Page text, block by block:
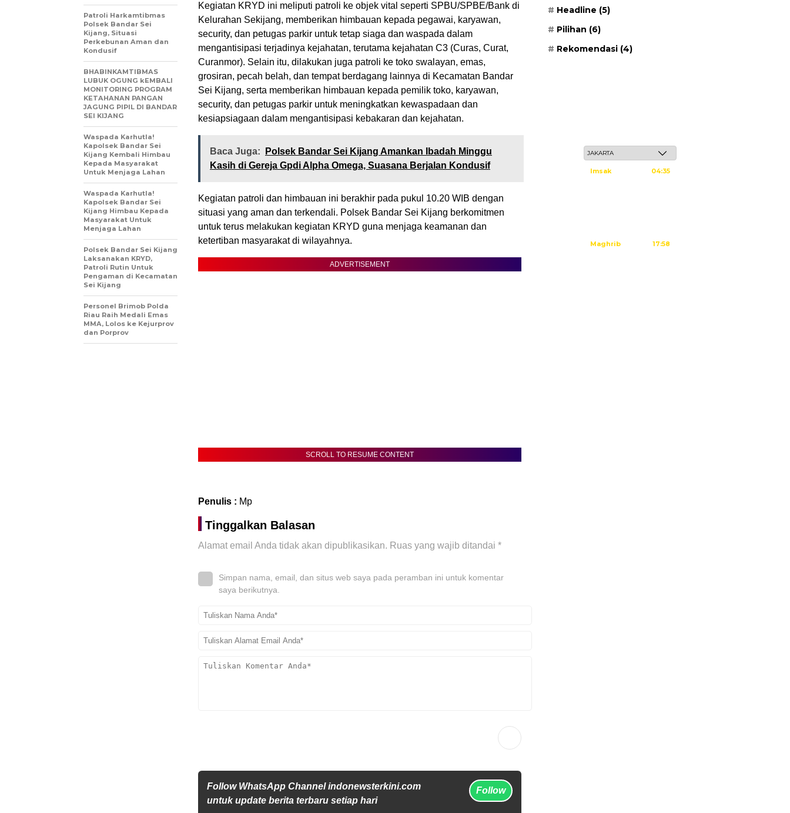
Kegiatan KRYD ini meliputi patroli ke objek vital seperti SPBU/SPBE/Bank di
Kelurahan Sekijang, memberikan himbauan kepada pegawai, karyawan,
security, dan petugas parkir untuk tetap siaga dan waspada dalam
mengantisipasi terjadinya kejahatan, terutama kejahatan C3 (Curas, Curat,
Curanmor). Selain itu, dilakukan juga patroli ke toko swalayan, emas,
grosiran, pecah belah, dan tempat berdagang lainnya di Kecamatan Bandar
Sei Kijang, serta memberikan himbauan kepada pemilik toko, karyawan,
security, dan petugas parkir untuk meningkatkan kewaspadaan dan
kesiapsiagaan dalam mengantisipasi kebakaran dan kejahatan.
Baca Juga:
Polsek Bandar Sei Kijang Amankan Ibadah Minggu
Kasih di Gereja Gpdi Alpha Omega, Suasana Berjalan Kondusif
Kegiatan patroli dan himbauan ini berakhir pada pukul 10.20 WIB dengan
situasi yang aman dan terkendali. Polsek Bandar Sei Kijang berkomitmen
untuk terus melakukan kegiatan KRYD guna menjaga keamanan dan
ketertiban masyarakat di wilayahnya.
ADVERTISEMENT
SCROLL TO RESUME CONTENT
Penulis : Mp
Tinggalkan Balasan
Alamat email Anda tidak akan dipublikasikan. Ruas yang wajib ditandai *
Simpan nama, email, dan situs web saya pada peramban ini untuk komentar
saya berikutnya.
Follow WhatsApp Channel indonewsterkini.com
untuk update berita terbaru setiap hari
Follow
Patroli Harkamtibmas
Polsek Bandar Sei
Kijang, Situasi
Perkebunan Aman dan
Kondusif
BHABINKAMTIBMAS
LUBUK OGUNG kEMBALI
MONITORING PROGRAM
KETAHANAN PANGAN
JAGUNG PIPIL DI BANDAR
SEI KIJANG
Waspada Karhutla!
Kapolsek Bandar Sei
Kijang Kembali Himbau
Kepada Masyarakat
Untuk Menjaga Lahan
Waspada Karhutla!
Kapolsek Bandar Sei
Kijang Himbau Kepada
Masyarakat Untuk
Menjaga Lahan
Polsek Bandar Sei Kijang
Laksanakan KRYD,
Patroli Rutin Untuk
Pengaman di Kecamatan
Sei Kijang
Personel Brimob Polda
Riau Raih Medali Emas
MMA, Lolos ke Kejurprov
dan Porprov
Headline (5)
Pilihan (6)
Rekomendasi (4)
Imsak 04:35
Maghrib 17:58